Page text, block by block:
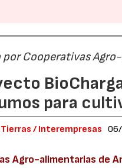
por Cooperativas
para
/ Interempresas
Agro-alimentarias de